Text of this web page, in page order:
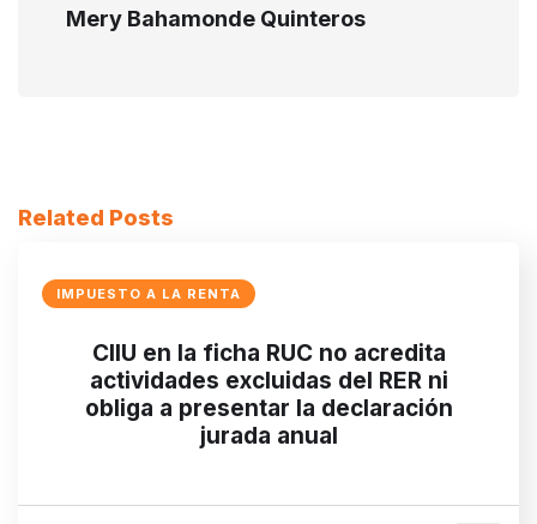
Mery Bahamonde Quinteros
Related Posts
IMPUESTO A LA RENTA
CIIU en la ficha RUC no acredita
actividades excluidas del RER ni
obliga a presentar la declaración
jurada anual